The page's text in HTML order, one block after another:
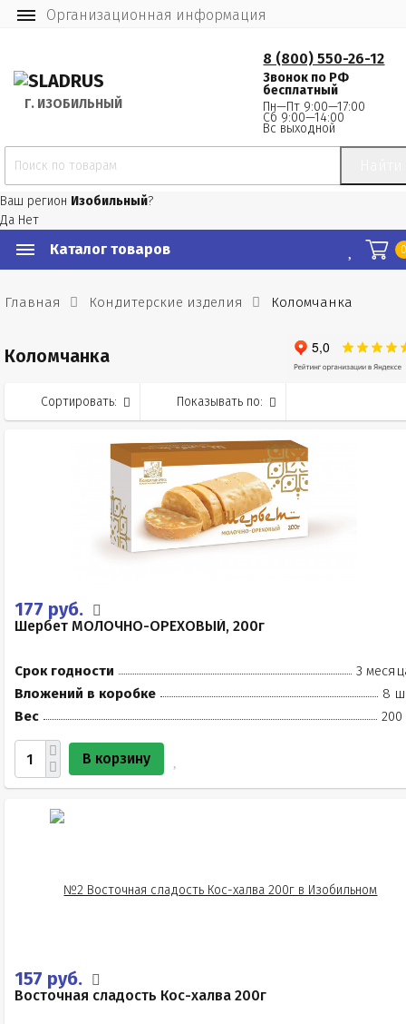
Организационная информация
Г. ИЗОБИЛЬНЫЙ
8 (800) 550-26-12
Звонок по РФ
бесплатный
Пн—Пт 9:00—17:00
Сб 9:00—14:00
Вс выходной
Ваш регион Изобильный?
Да Нет
Каталог товаров
Главная Кондитерские изделия Коломчанка
Коломчанка
Сортировать: Показывать по:
177 руб.
Шербет МОЛОЧНО-ОРЕХОВЫЙ, 200г
Срок годности
3
Вложений в коробке
8
Вес
200
В корзину
157 руб.
Восточная сладость Кос-халва 200г